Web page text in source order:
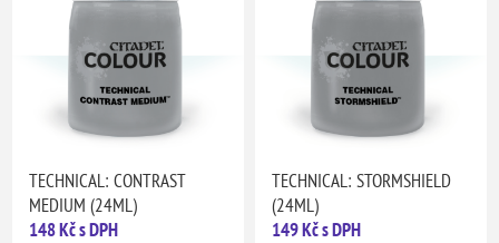
TECHNICAL: CONTRAST
MEDIUM (24ML)
148 Kč s DPH
TECHNICAL: STORMSHIELD
(24ML)
149 Kč s DPH